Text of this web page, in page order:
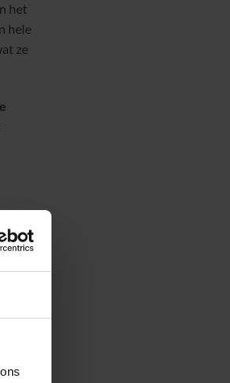
het
hele
ze